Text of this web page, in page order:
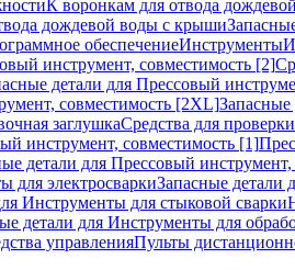
К воронкам для отвода
дождевой воды с крыши
обеспечениеИнструменты
инструмент, совместимость [2]
детали для Прессовый
совместимость [2XL]
заглушкаСредства для проверки
инструмент, совместимость [1]
детали для Прессовый
для электросваркиЗапасные детали
Инструменты для стыковой сварки
детали для Инструменты для
управленияПульты